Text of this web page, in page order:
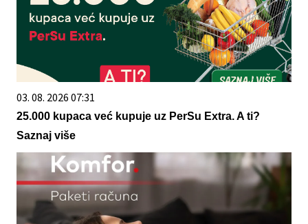
03. 08. 2026 07:31
25.000 kupaca već kupuje uz PerSu Extra. A ti?
Saznaj više